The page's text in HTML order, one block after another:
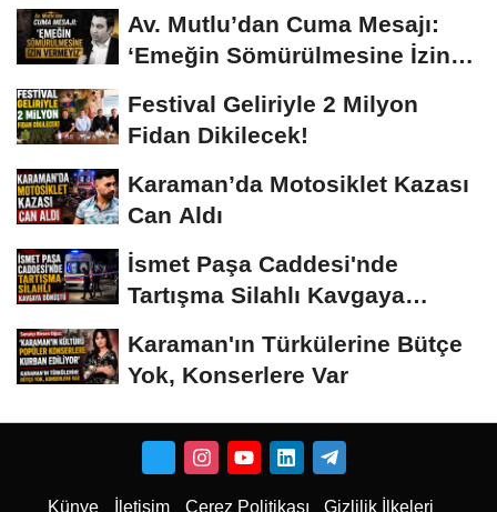
Av. Mutlu’dan Cuma Mesajı:
‘Emeğin Sömürülmesine İzin
Festival Geliriyle 2 Milyon
Fidan Dikilecek!
Karaman’da Motosiklet Kazası
Can Aldı
İsmet Paşa Caddesi'nde
Tartışma Silahlı Kavgaya
Karaman'ın Türkülerine Bütçe
Yok, Konserlere Var
Künye İletişim Çerez Politikası Gizlilik İlkeleri